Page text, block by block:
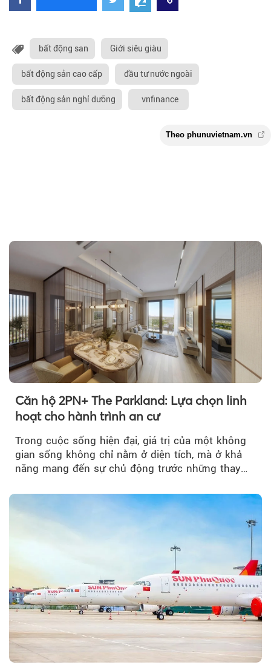
bất động san Giới siêu giàu
bất động sản cao cấp đầu tư nước ngoài
bất động sản nghỉ dưỡng vnfinance
Căn hộ 2PN+ The Parkland: Lựa chọn linh
hoạt cho hành trình an cư
Trong cuộc sống hiện đại, giá trị của một không
gian sống không chỉ nằm ở diện tích, mà ở khả
năng mang đến sự chủ động trước những thay